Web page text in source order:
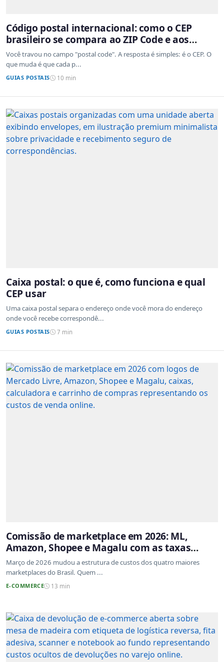
Código postal internacional: como o CEP
brasileiro se compara ao ZIP Code e aos
sistemas de outros países
Você travou no campo "postal code". A resposta é simples: é o CEP. O
que muda é que cada p...
GUIAS POSTAIS 10 min
Caixa postal: o que é, como funciona e qual
CEP usar
Uma caixa postal separa o endereço onde você mora do endereço
onde você recebe correspondê...
GUIAS POSTAIS 7 min
Comissão de marketplace em 2026: ML,
Amazon, Shopee e Magalu com as taxas
atualizadas
Março de 2026 mudou a estrutura de custos dos quatro maiores
marketplaces do Brasil. Quem ...
E-COMMERCE 13 min